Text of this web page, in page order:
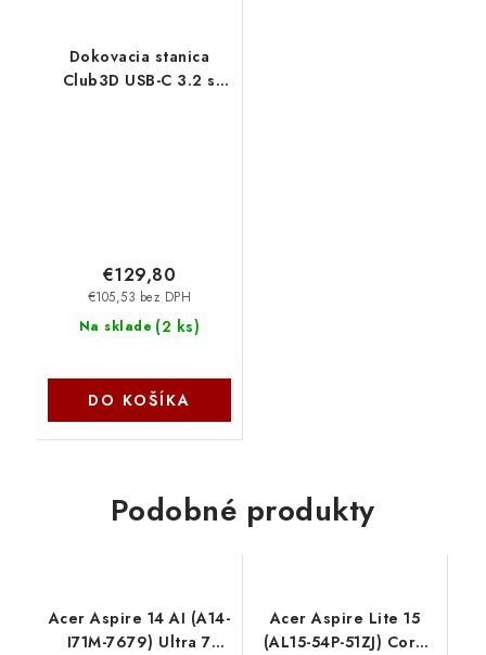
Dokovacia stanica
Club3D USB-C 3.2 s
Na sklade (2 ks)
€105,53 bez DPH
€129,80
DO KOŠÍKA
Podobné produkty
Acer Aspire 14 AI (A14-
I71M-7679) Ultra 7
Acer Aspire Lite 15
(AL15-54P-51ZJ) Core